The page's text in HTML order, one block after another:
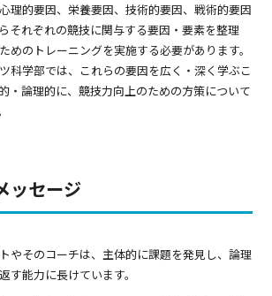
理的要因、栄養要因、技術的要因、戦術的要因
それぞれの競技に関与する要因・要素を整理
めのトレーニングを実施する必要があります。
科学部では、これらの要因を広く・深く学ぶこ
・論理的に、競技力向上のための方策について
ッセージ
やそのコーチは、主体的に課題を発見し、論理
す能力に長けています。